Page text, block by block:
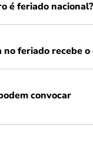
é feriado nacional?
feriado recebe o
convocar